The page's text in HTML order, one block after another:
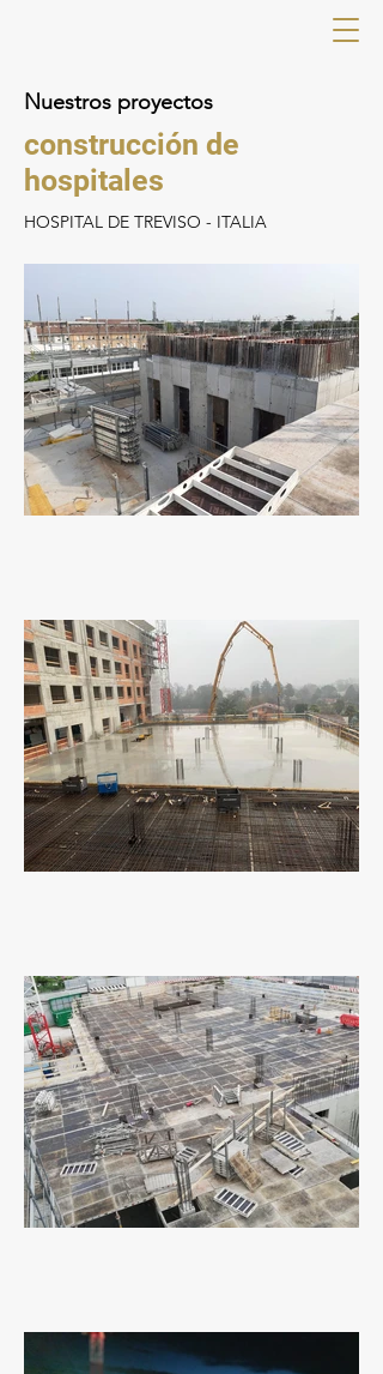
Nuestros proyectos
construcción de
hospitales
HOSPITAL DE TREVISO - ITALIA